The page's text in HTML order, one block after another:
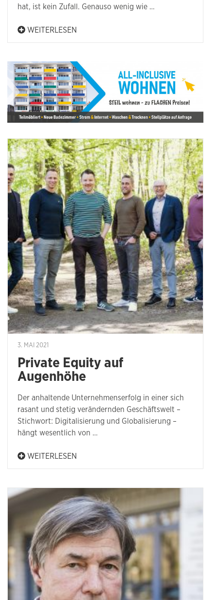
hat, ist kein Zufall. Genauso wenig wie …
WEITERLESEN
3. MAI 2021
Private Equity auf
Augenhöhe
Der anhaltende Unternehmenserfolg in einer sich
rasant und stetig verändernden Geschäftswelt –
Stichwort: Digitalisierung und Globalisierung –
hängt wesentlich von …
WEITERLESEN